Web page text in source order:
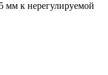
мм к нерегулируемой